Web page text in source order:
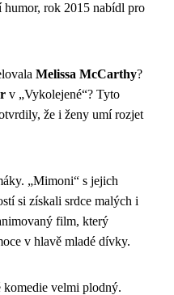
rok 2015 nabídl pro
Melissa McCarthy?
v „Vykolejené“? Tyto
že i ženy umí rozjet
„Mimoni“ s jejich
si získali srdce malých i
film, který
v hlavě mladé dívky.
velmi plodný.